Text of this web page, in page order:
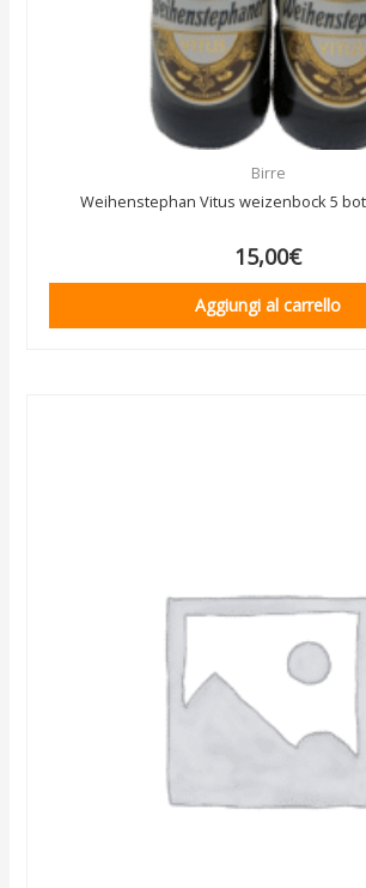
Birre
Weihenstephan Vitus weizenbock 5
15,00€
Aggiungi al carrello